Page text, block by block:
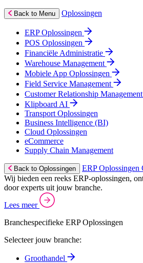
Back to Menu Oplossingen
ERP Oplossingen
POS Oplossingen
Financiële Administratie
Warehouse Management
Mobiele App Oplossingen
Field Service Management
Customer Relationship
Klipboard AI
Transport Oplossingen
Business Intelligence (BI)
Cloud Oplossingen
eCommerce
Supply Chain Management
Back to Oplossingen
ERP Oplossingen
Wij bieden een reeks ERP-oplossingen,
door experts uit jouw branche.
Lees meer
Branchespecifieke ERP Oplossingen
Selecteer jouw branche:
Groothandel